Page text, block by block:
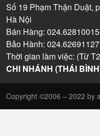
Số 19 Phạm Thận Duật,
Hà Nội
Bán Hàng: 024.62810015
Bảo Hành: 024.62691127
Thời gian làm việc: (Từ
CHI NHÁNH (THÁI
Copyright ©2006 – 2022 by